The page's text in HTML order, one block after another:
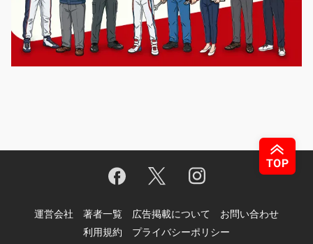
運営会社 著者一覧 広告掲載について
お問い合わせ
利用規約
プライバシーポリシー